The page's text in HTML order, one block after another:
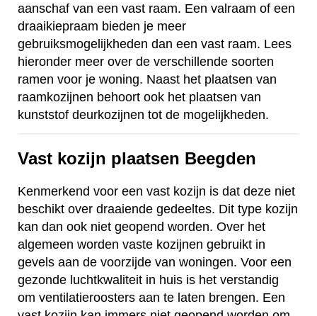
aanschaf van een vast raam. Een valraam of een
draaikiepraam bieden je meer
gebruiksmogelijkheden dan een vast raam. Lees
hieronder meer over de verschillende soorten
ramen voor je woning. Naast het plaatsen van
raamkozijnen behoort ook het plaatsen van
kunststof deurkozijnen tot de mogelijkheden.
Vast kozijn plaatsen Beegden
Kenmerkend voor een vast kozijn is dat deze niet
beschikt over draaiende gedeeltes. Dit type kozijn
kan dan ook niet geopend worden. Over het
algemeen worden vaste kozijnen gebruikt in
gevels aan de voorzijde van woningen. Voor een
gezonde luchtkwaliteit in huis is het verstandig
om ventilatieroosters aan te laten brengen. Een